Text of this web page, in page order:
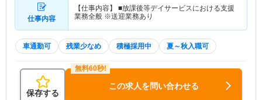
仕事内容
【仕事内容】 ■放課後等デイサービスにおける支援
業務全般 ※送迎業務あり
車通勤可 残業少なめ 積極採用中 夏～秋入職可
保存する
この求人を問い合わせる